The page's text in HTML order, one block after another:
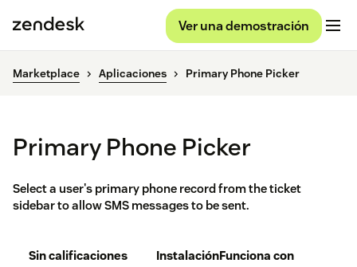
Ver una demostración
Marketplace Aplicaciones Primary Phone Picker
Primary Phone Picker
Select a user's primary phone record from the ticket
sidebar to allow SMS messages to be sent.
Sin calificaciones
InstalaciónFunciona con